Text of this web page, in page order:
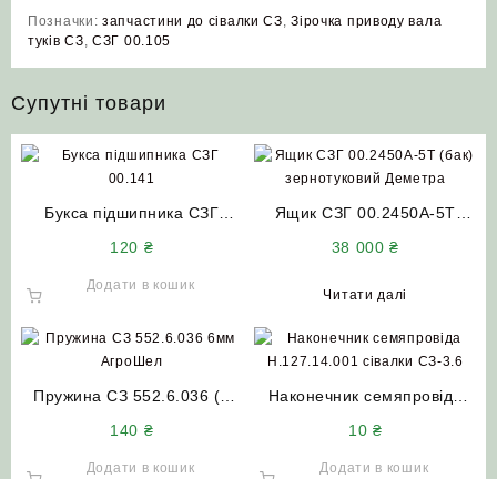
Позначки: запчастини до сівалки СЗ,Зірочка приводу вала
туків СЗ,СЗГ 00.105
Супутні товари
Букса підшипника СЗГ
120 ₴
Додати в кошик
Ящик СЗГ 00.2450А-5Т
38 000₴
Читати далі
Пружина СЗ 552.6.036 (6
140 ₴
Додати в кошик
Наконечник семяпровіда
10₴
Додати в кошик